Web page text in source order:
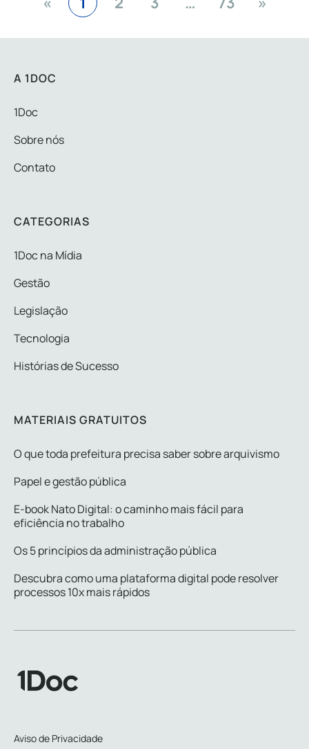
A 1DOC
1Doc
Sobre nós
Contato
CATEGORIAS
1Doc na Mídia
Gestão
Legislação
Tecnologia
Histórias de Sucesso
MATERIAIS GRATUITOS
O que toda prefeitura precisa saber sobre arquivismo
Papel e gestão pública
E-book Nato Digital: o caminho mais fácil para
eficiência no trabalho
Os 5 princípios da administração pública
Descubra como uma plataforma digital pode resolver
processos 10x mais rápidos
Aviso de Privacidade